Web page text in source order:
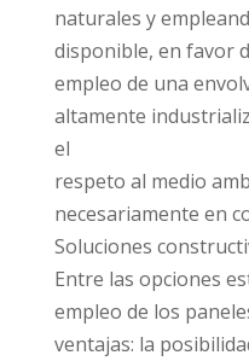
naturales y
disponible, en favor
empleo de una
altamente
el
respeto al medio
necesariamente en
Soluciones
Entre las opciones
empleo de los
ventajas: la